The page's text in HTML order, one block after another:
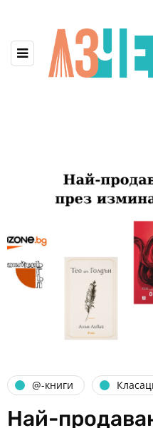
@-книги
Най-